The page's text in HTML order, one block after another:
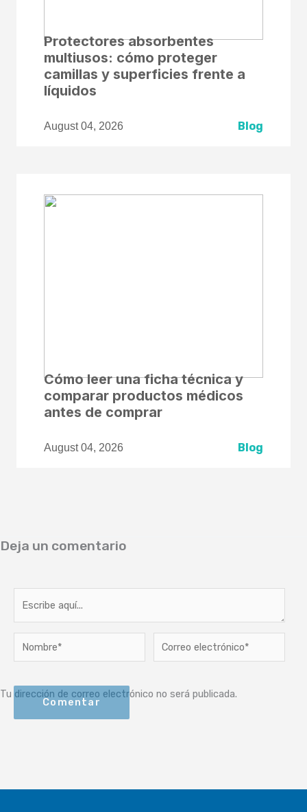
Protectores absorbentes
multiusos: cómo proteger
camillas y superficies frente a
líquidos
August 04, 2026 Blog
Cómo leer una ficha técnica y
comparar productos médicos
antes de comprar
August 04, 2026 Blog
Deja un comentario
Tu dirección de correo electrónico no será publicada.
Nombre*
Correo
electrónico*